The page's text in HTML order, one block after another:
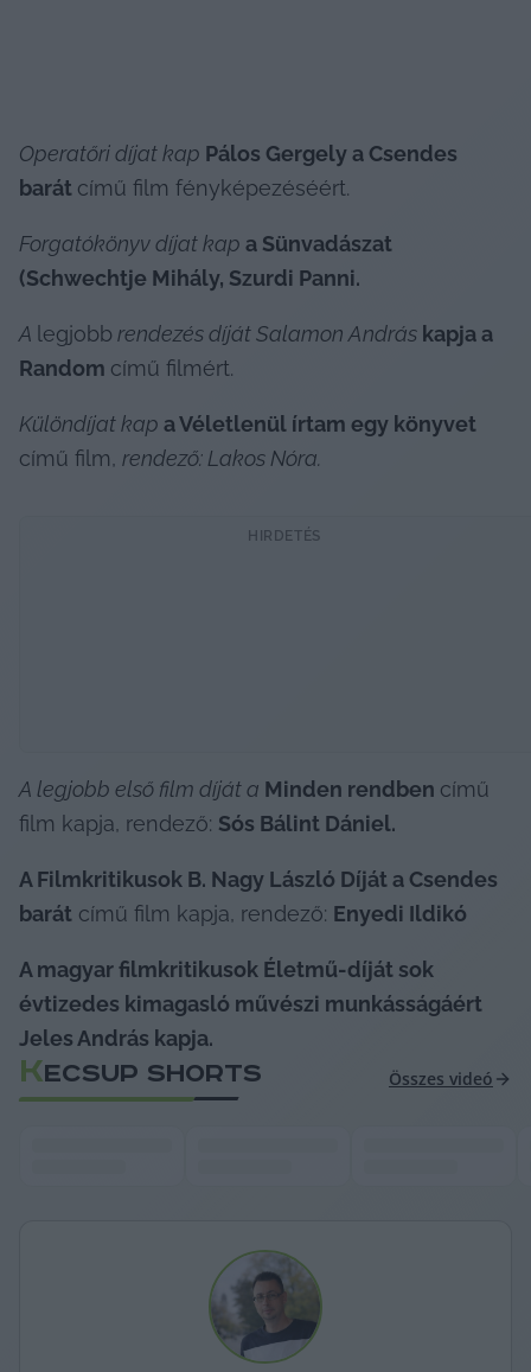
Operatőri díjat kap Pálos Gergely a Csendes
barát című film fényképezéséért.
Forgatókönyv díjat kap a Sünvadászat
(Schwechtje Mihály, Szurdi Panni.
A legjobb rendezés díját Salamon András kapja a
Random című filmért.
Különdíjat kap
című film, rendező: Lakos Nóra.
HIRDETÉS
A legjobb első film díját a Minden rendben című
film kapja, rendező: Sós Bálint Dániel.
A Filmkritikusok B. Nagy László Díját a Csendes
barát című film kapja, rendező: Enyedi Ildikó
A magyar filmkritikusok Életmű-díját sok
évtizedes kimagasló művészi munkásságáért
Jeles András kapja.
KECSUP SHORTS Összes videó